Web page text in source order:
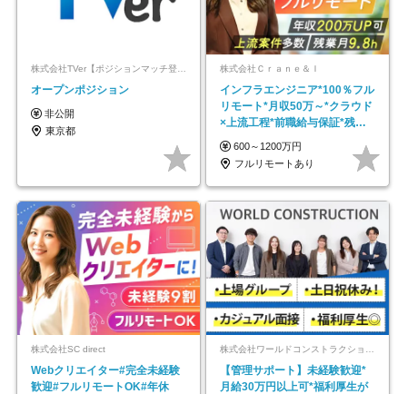
株式会社TVer【ポジションマッチ登録】
オープンポジション
非公開
東京都
株式会社Ｃｒａｎｅ＆Ｉ
インフラエンジニア*100％フル
リモート*月収50万～*クラウド
×上流工程*前職給与保証*残業
月9.8h
600～1200万円
フルリモートあり
株式会社SC direct
Webクリエイター#完全未経験
歓迎#フルリモートOK#年休
【管理サポート】未経験歓迎*
月給30万円以上可*福利厚生が